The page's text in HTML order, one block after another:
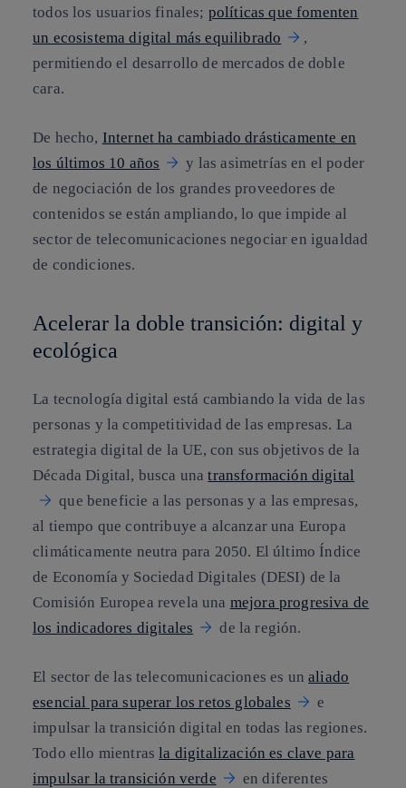
todos los usuarios finales; políticas que fomenten
un ecosistema digital más equilibrado
,
permitiendo el desarrollo de mercados de doble
cara.
De hecho, Internet ha cambiado drásticamente en
los últimos 10 años
y las asimetrías en el poder
de negociación de los grandes proveedores de
contenidos se están ampliando, lo que impide al
sector de telecomunicaciones negociar en igualdad
de condiciones.
Acelerar la doble transición: digital y
ecológica
La tecnología digital está cambiando la vida de las
personas y la competitividad de las empresas. La
estrategia digital de la UE, con sus objetivos de la
Década Digital, busca unatransformación digital
que beneficie a las personas y a las empresas,
al tiempo que contribuye a alcanzar una Europa
climáticamente neutra para 2050. El último Índice
de Economía y Sociedad Digitales (DESI) de la
Comisión Europea revela una mejora progresiva de
los indicadores digitales
de la región.
El sector de las telecomunicaciones es unaliado
esencial para superar los retos globales
e
impulsar la transición digital en todas las regiones.
Todo ello mientrasla digitalización es clave para
impulsar la transición verde
en diferentes